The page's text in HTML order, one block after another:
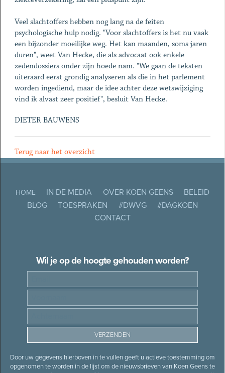
Veel slachtoffers hebben nog lang na de feiten
psychologische hulp nodig. "Voor slachtoffers is het nu vaak
een bijzonder moeilijke weg. Het kan maanden, soms jaren
duren", weet Van Hecke, die als advocaat ook enkele
zedendossiers onder zijn hoede nam. "We gaan de teksten
uiteraard eerst grondig analyseren als die in het parlement
worden ingediend, maar de idee achter deze wetswijziging
vind ik alvast zeer positief", besluit Van Hecke.
DIETER BAUWENS
Terug naar het overzicht
HOME IN DE MEDIA OVER KOEN GEENS
BELEID
BLOG
TOESPRAKEN #DWVG
#DAGKOEN
CONTACT
Wil je op de hoogte gehouden worden?
Door uw gegevens hierboven in te vullen geeft u actieve toestemming om
opgenomen te worden in de lijst om de nieuwsbrieven van Koen Geens te